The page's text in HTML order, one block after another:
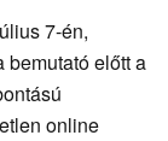
7-én,
bemutató előtt a
online